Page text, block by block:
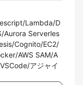
Lambda/D
Aurora Serverles
Cognito/EC2/
AWS SAM/A
アジャイ